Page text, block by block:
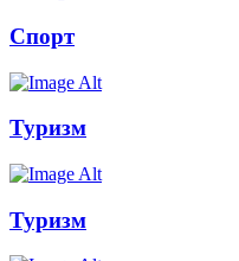
Спорт
Туризм
Туризм